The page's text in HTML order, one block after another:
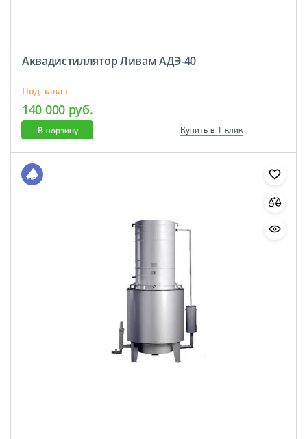
Аквадистиллятор Ливам АДЭ-40
Под заказ
140 000 руб.
В корзину Купить в 1 клик